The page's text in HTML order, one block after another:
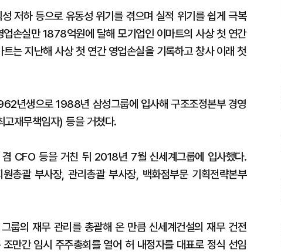
저하 등으로 유동성 위기를 겪으며 실적 위기를 쉽게 극복
손실만 1878억원에 달해 모기업인 이마트의 사상 첫 연간
는 지난해 사상 첫 연간 영업손실을 기록하고 창사 이래 첫
년생으로 1988년 삼성그룹에 입사해 구조조정본부 경영
재무책임자) 등을 거쳤다.
CFO 등을 거친 뒤 2018년 7월 신세계그룹에 입사했다.
총괄 부사장, 관리총괄 부사장, 백화점부문 기획전략본부
룹의 재무 관리를 총괄해 온 만큼 신세계건설의 재무 건전
만간 임시 주주총회를 열어 허 내정자를 대표로 정식 선임